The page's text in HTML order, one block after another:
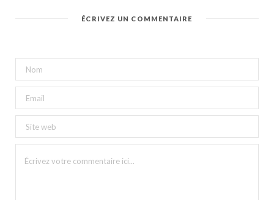
ÉCRIVEZ UN COMMENTAIRE